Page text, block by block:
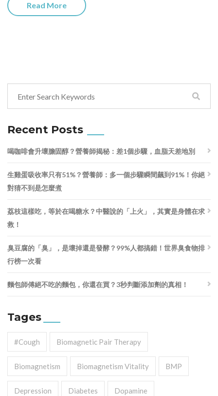
Read More
Recent Posts
喝咖啡會升壞膽固醇？營養師揭秘：差1個步驟，血脂天差地別
生雞蛋吸收率只有51%？營養師：多一個步驟瞬間飆到91%！你絕
對猜不到是怎麼煮
荔枝這樣吃，等於在喝糖水？中醫說的「上火」，其實是身體在求
救！
臭豆腐的「臭」，是壞掉還是發酵？99%人都搞錯！世界臭食物排
行榜一次看
麵包師傅絕不吃的麵包，你還在買？3秒判斷添加劑的真相！
Tages
#cough Biomagnetic Pair Therapy
Biomagnetism Biomagnetism Vitality BMP
Depression Diabetes Dopamine